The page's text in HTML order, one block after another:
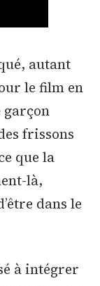
autant
le film en
garçon
frissons
que la
là,
dans le
à intégrer